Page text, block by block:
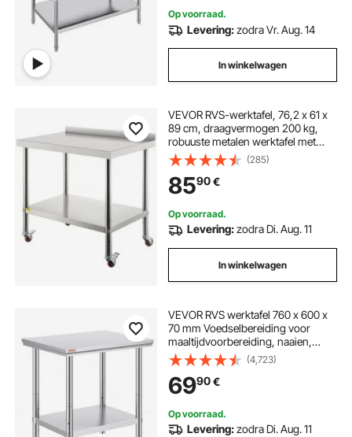
Op voorraad.
Levering:zodra Vr. Aug. 14
In winkelwagen
VEVOR RVS-werktafel, 76,2 x 61 x
89 cm, draagvermogen 200 kg,
robuuste metalen werktafel met
verstelbare rugleuning en 4 wielen,
commercieel werkstation voor
keukens en restaurants
(285)
8590€
Op voorraad.
Levering:zodra Di. Aug. 11
In winkelwagen
VEVOR RVS werktafel 760 x 600 x
70 mm Voedselbereiding voor
maaltijdvoorbereiding, naaien,
wassen, knutselen, garagegebruik,
enz.
(4,723)
6990€
Op voorraad.
Levering:zodra Di. Aug. 11